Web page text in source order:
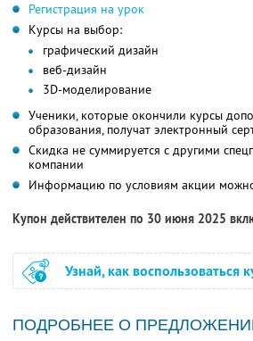
Регистрация на урок
Курсы на выбор:
графический дизайн
веб-дизайн
3D-моделирование
Ученики, которые окончили курсы
образования, получат электронный
Скидка не суммируется с другими
компании
Информацию по условиям акции
Купон действителен по 30 июня 2025
Узнай, как воспользоваться
ПОДРОБНЕЕ О